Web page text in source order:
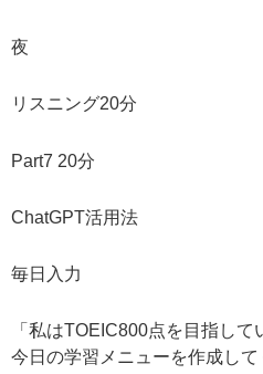
夜
リスニング20分
Part7 20分
ChatGPT活用法
毎日入力
「私はTOEIC800点を目指して
今日の学習メニューを作成して